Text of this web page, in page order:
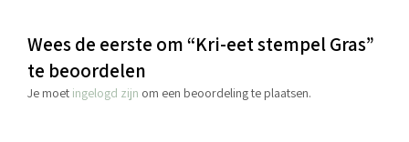
Wees de eerste om “Kri-eet stempel Gras”
te beoordelen
Je moet ingelogd zijn om een beoordeling te plaatsen.